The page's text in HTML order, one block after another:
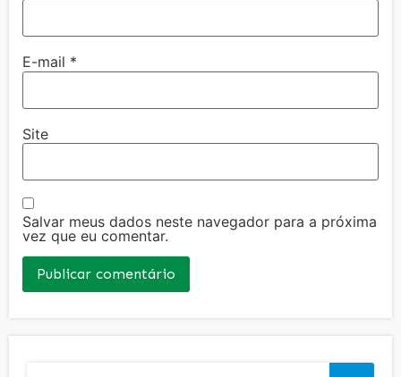
E-mail *
Site
Salvar meus dados neste navegador para a próxima
vez que eu comentar.